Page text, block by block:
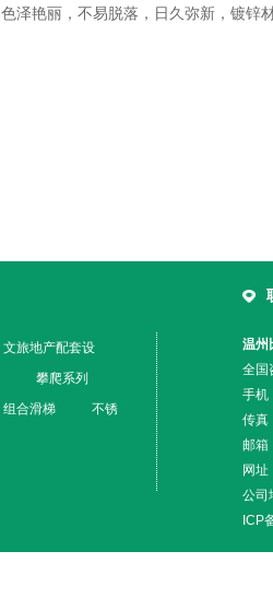
色泽艳丽，不易脱落，日久弥新，镀锌
文旅地产配套设
攀爬系列
组合滑梯
不锈
温州
全国
手机
传真
邮箱
网
公司
ICP